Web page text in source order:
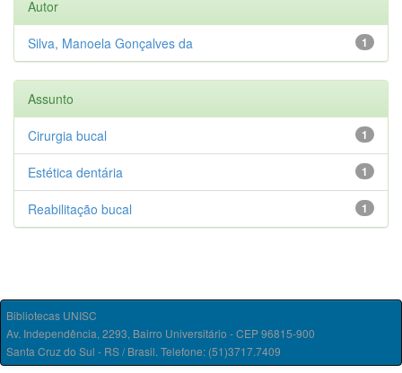
Autor
1
Silva, Manoela Gonçalves da
Assunto
1
Cirurgia bucal
1
Estética dentária
1
Reabilitação bucal
Bibliotecas UNISC
Av. Independência, 2293, Bairro Universitário - CEP 96815-900
Santa Cruz do Sul - RS / Brasil. Telefone: (51)3717.7409